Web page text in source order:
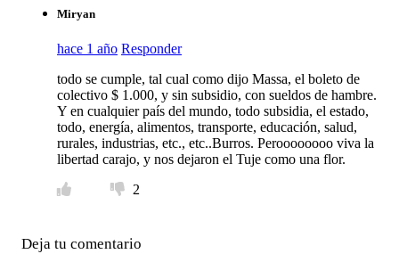
Miryan
hace 1 año Responder
todo se cumple, tal cual como dijo Massa, el boleto de
colectivo $ 1.000, y sin subsidio, con sueldos de hambre.
Y en cualquier país del mundo, todo subsidia, el estado,
todo, energía, alimentos, transporte, educación, salud,
rurales, industrias, etc., etc..Burros. Peroooooooo viva la
libertad carajo, y nos dejaron el Tuje como una flor.
2
Deja tu comentario